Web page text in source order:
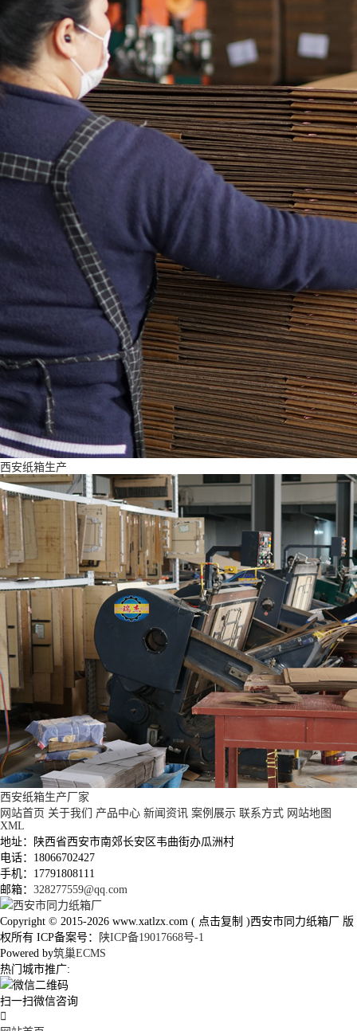
西安纸箱生产
西安纸箱生产厂家
网站首页 关于我们 产品中心 新闻资讯 案例展示 联系方式 网站地图
XML
地址：陕西省西安市南郊长安区韦曲街办瓜洲村
电话：18066702427
手机：17791808111
邮箱： 328277559@qq.com
Copyright © 2015-2026 www.xatlzx.com ( 点击复制 )西安市同力纸箱厂 版
权所有 ICP备案号：
陕ICP备19017668号-1
Powered by筑巢ECMS
热门城市推广:
扫一扫微信咨询
